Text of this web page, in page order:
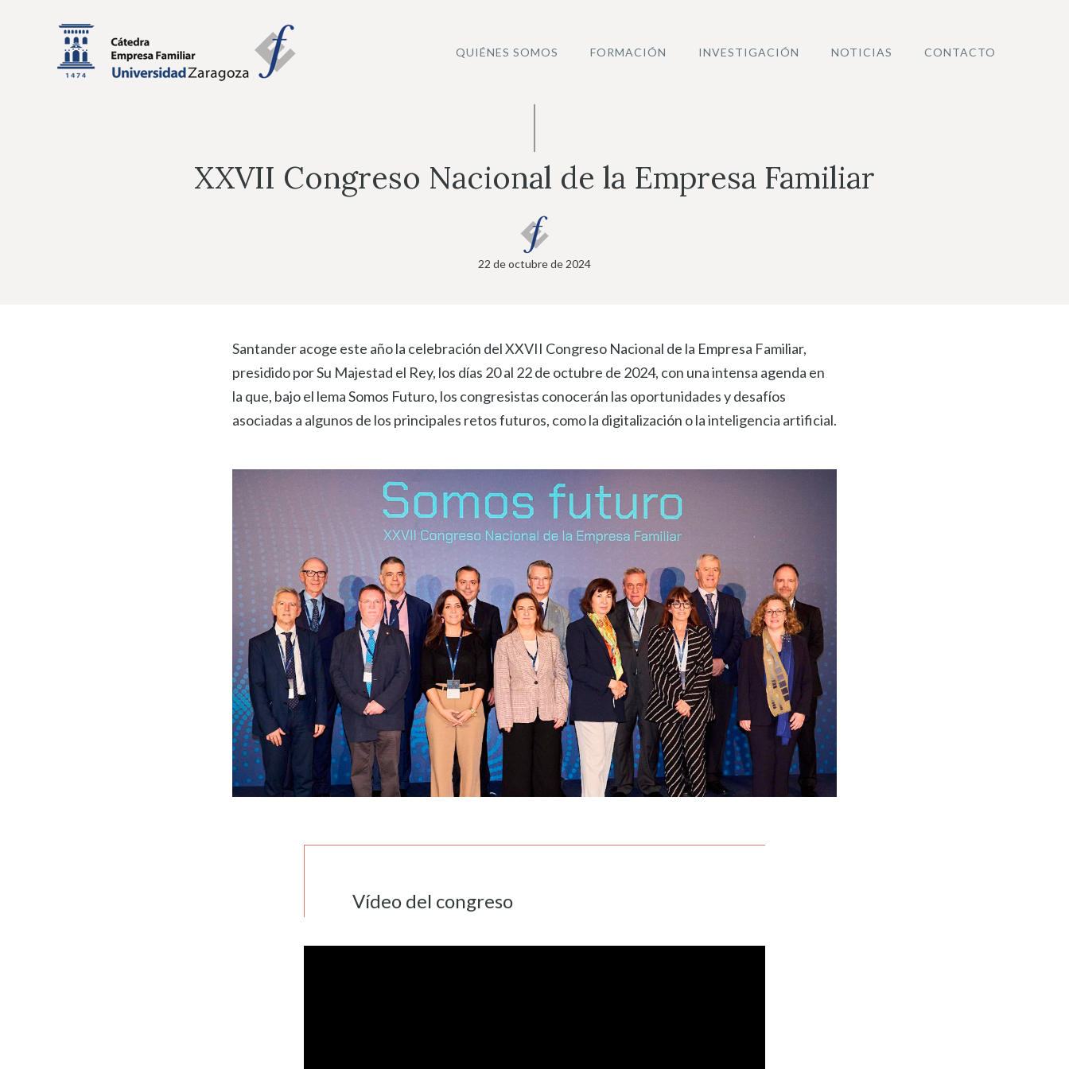
contenido
QUIÉNES SOMOS FORMACIÓN INVESTIGACIÓN NOTICIAS CONTACTO
XXVII Congreso Nacional de la Empresa Familiar
22 de octubre de 2024
Santander acoge este año la celebración del XXVII Congreso Nacional de la Empresa Familiar,
presidido por Su Majestad el Rey, los días 20 al 22 de octubre de 2024, con una intensa agenda en
la que, bajo el lema Somos Futuro, los congresistas conocerán las oportunidades y desafíos
asociadas a algunos de los principales retos futuros, como la digitalización o la inteligencia artificial.
Vídeo del congreso